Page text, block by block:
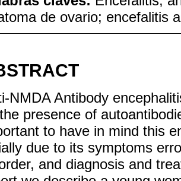
de ovario; encefalitis
NMDA Antibody
presence of
to have in mind this
due to its symptoms
and diagnosis and